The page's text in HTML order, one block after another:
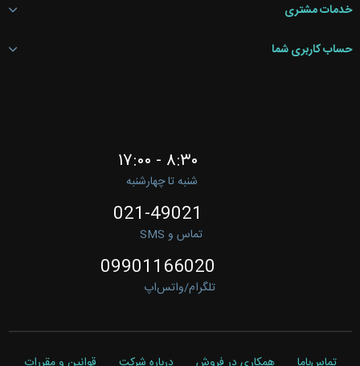
خدمات مشتری
حساب کاربری شما
۸:۳۰ - ۱۷:۰۰
شنبه تا چهارشنبه
021-49021
تماس و SMS
09901166020
تلگرام/واتس‌اپ